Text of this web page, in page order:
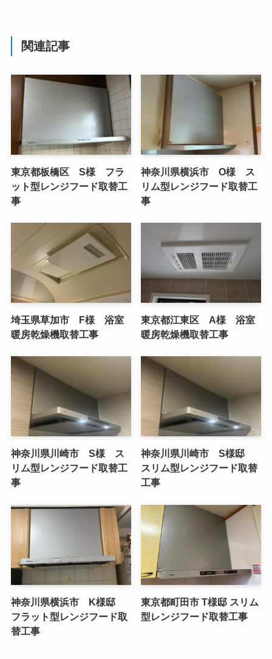
関連記事
東京都板橋区 S様 フラ
ット型レンジフード取替工
事
神奈川県横浜市 O様 ス
リム型レンジフード取替工
事
埼玉県草加市 F様 浴室
暖房乾燥機取替工事
東京都江東区 A様 浴室
暖房乾燥機取替工事
神奈川県川崎市 S様 ス
リム型レンジフード取替工
事
神奈川県川崎市 S様邸
スリム型レンジフード取替
工事
神奈川県横浜市 K様邸
フラット型レンジフード取
替工事
東京都町田市 T様邸 スリム
型レンジフード取替工事